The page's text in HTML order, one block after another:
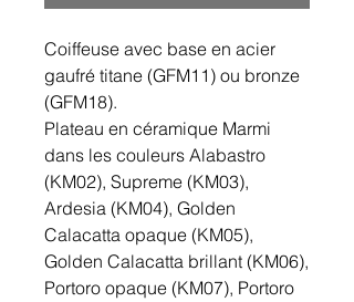
Coiffeuse avec base en acier
gaufré titane (GFM11) ou bronze
(GFM18).
Plateau en céramique Marmi
dans les couleurs Alabastro
(KM02), Supreme (KM03),
Ardesia (KM04), Golden
Calacatta opaque (KM05),
Golden Calacatta brillant (KM06),
Portoro opaque (KM07), Portoro